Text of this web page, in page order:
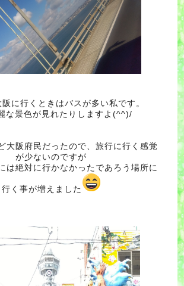
に行くときはバスが多い私です。
な景色が見れたりしますよ(^^)/
大阪府民だったので、旅行に行く感覚
が少ないのですが
は絶対に行かなかったであろう場所に
行く事が増えました